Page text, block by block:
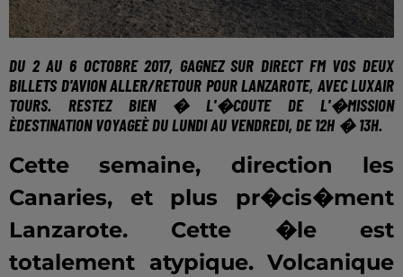
DU 2 AU 6 OCTOBRE 2017, GAGNEZ SUR DIRECT FM VOS DEUX
BILLETS D'AVION ALLER/RETOUR POUR LANZAROTE, AVEC LUXAIR
TOURS. RESTEZ BIEN � L'�COUTE DE L'�MISSION
ÈDESTINATION VOYAGEÈ DULUNDI AU VENDREDI, DE 12H � 13H.
Cette semaine, direction les
Canaries, et plus pr�cis�ment
Lanzarote. Cette �le est
totalement atypique. Volcanique